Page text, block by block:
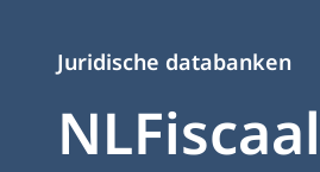
NLFiscaal
Type
Juridische databanken